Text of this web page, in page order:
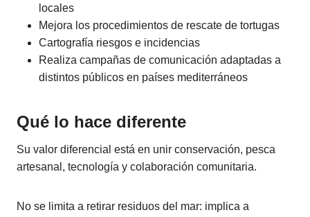
locales
Mejora los procedimientos de rescate de tortugas
Cartografía riesgos e incidencias
Realiza campañas de comunicación adaptadas a
distintos públicos en países mediterráneos
Qué lo hace diferente
Su valor diferencial está en unir conservación, pesca
artesanal, tecnología y colaboración comunitaria.
No se limita a retirar residuos del mar: implica a